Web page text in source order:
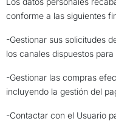
conforme a las siguientes
-Gestionar sus solicitudes
los canales dispuestos
-Gestionar las compras
incluyendo la gestión del
-Contactar con el Usuario